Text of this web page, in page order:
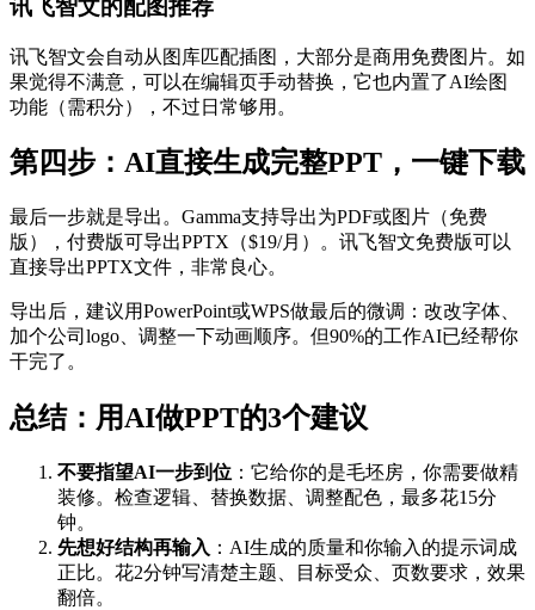
讯飞智文的配图推荐
讯飞智文会自动从图库匹配插图，大部分是商用免费图片。如
果觉得不满意，可以在编辑页手动替换，它也内置了AI绘图
功能（需积分），不过日常够用。
第四步：AI直接生成完整PPT，一键下载
最后一步就是导出。Gamma支持导出为PDF或图片（免费
版），付费版可导出PPTX（$19/月）。讯飞智文免费版可以
直接导出PPTX文件，非常良心。
导出后，建议用PowerPoint或WPS做最后的微调：改改字体、
加个公司logo、调整一下动画顺序。但90%的工作AI已经帮你
干完了。
总结：用AI做PPT的3个建议
不要指望AI一步到位 ：它给你的是毛坯房，你需要做精
装修。检查逻辑、替换数据、调整配色，最多花15分
钟。
先想好结构再输入 ：AI生成的质量和你输入的提示词成
正比。花2分钟写清楚主题、目标受众、页数要求，效果
翻倍。